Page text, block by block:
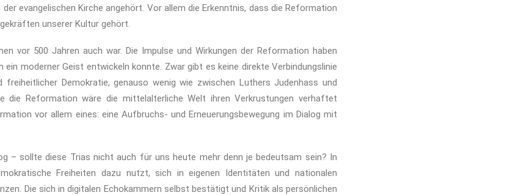
evangelischen Kirche angehört. Vor allem die Erkenntnis, dass die Reformation
unserer Kultur gehört.
vor 500 Jahren auch war. Die Impulse und Wirkungen der Reformation haben
ein moderner Geist entwickeln konnte. Zwar gibt es keine direkte Verbindungslinie
freiheitlicher Demokratie, genauso wenig wie zwischen Luthers Judenhass und
die Reformation wäre die mittelalterliche Welt ihren Verkrustungen verhaftet
vor allem eines: eine Aufbruchs- und Erneuerungsbewegung im Dialog mit
– sollte diese Trias nicht auch für uns heute mehr denn je bedeutsam sein? In
Freiheiten dazu nutzt, sich in eigenen Identitäten und nationalen
Die sich in digitalen Echokammern selbst bestätigt und Kritik als persönlichen